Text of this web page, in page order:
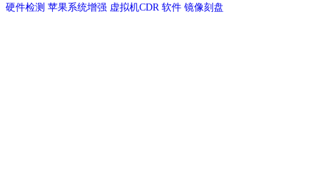
硬件检测 苹果系统增强 虚拟机CDR 软件 镜像刻盘